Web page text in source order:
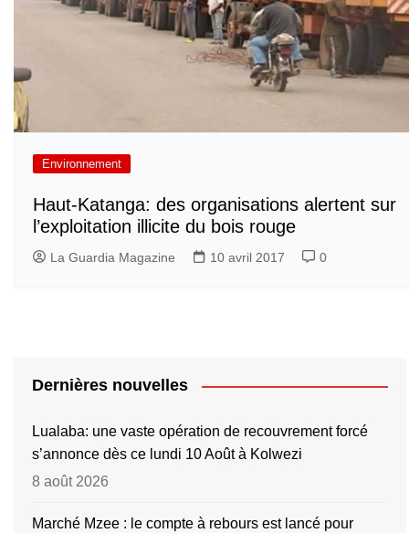
Environnement
Haut-Katanga: des organisations alertent sur
l’exploitation illicite du bois rouge
La Guardia Magazine 10 avril 2017 0
Dernières nouvelles
Lualaba: une vaste opération de recouvrement forcé
s’annonce dès ce lundi 10 Août à Kolwezi
8 août 2026
Marché Mzee : le compte à rebours est lancé pour